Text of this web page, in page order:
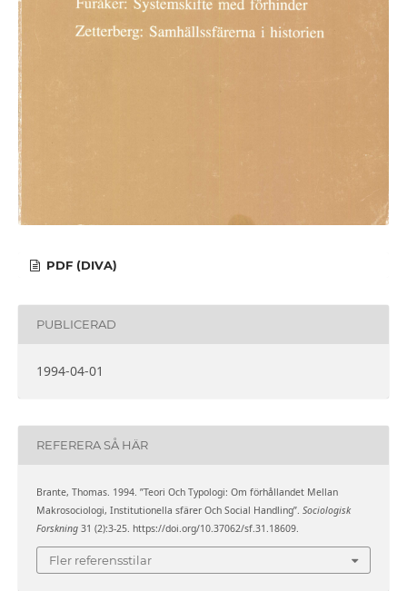
PDF (DIVA)
PUBLICERAD
1994-04-01
REFERERA SÅ HÄR
Brante, Thomas. 1994. ”Teori Och Typologi: Om förhållandet Mellan
Makrosociologi, Institutionella sfärer Och Social Handling”. Sociologisk
Forskning31 (2):3-25. https://doi.org/10.37062/sf.31.18609.
Fler referensstilar